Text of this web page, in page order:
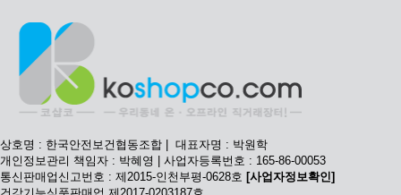
상호명 : 한국안전보건협동조합 | 대표자명 : 박원학
개인정보관리 책임자 : 박혜영 | 사업자등록번호 : 165-86-00053
통신판매업신고번호 : 제2015-인천부평-0628호 [사업자정보확인]